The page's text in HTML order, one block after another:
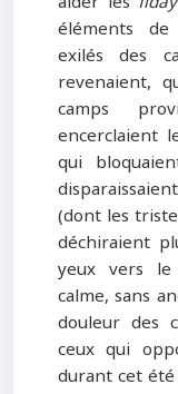
éléments de
exilés des
revenaient,
camps
encerclaient
qui
(dont les
déchiraient
yeux vers
calme, sans
douleur des
ceux qui
durant cet